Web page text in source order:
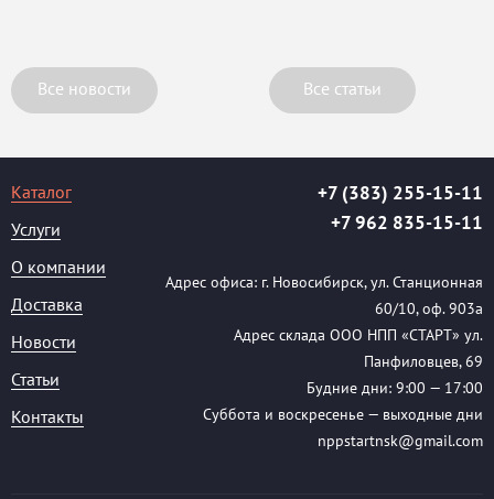
Все новости Все статьи
Каталог
Услуги
О компании
Доставка
Новости
Статьи
Контакты
+7 (383) 255-15-11
+7 962 835-15-11
Адрес офиса: г. Новосибирск, ул. Станционная
60/10, оф. 903а
Адрес склада ООО НПП «СТАРТ» ул.
Панфиловцев, 69
Будние дни: 9:00 — 17:00
Суббота и воскресенье — выходные дни
nppstartnsk@gmail.com